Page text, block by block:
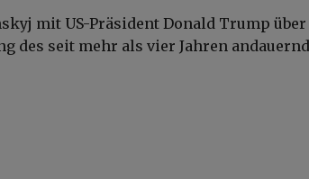
mit US-Präsident Donald Trump über
des seit mehr als vier Jahren